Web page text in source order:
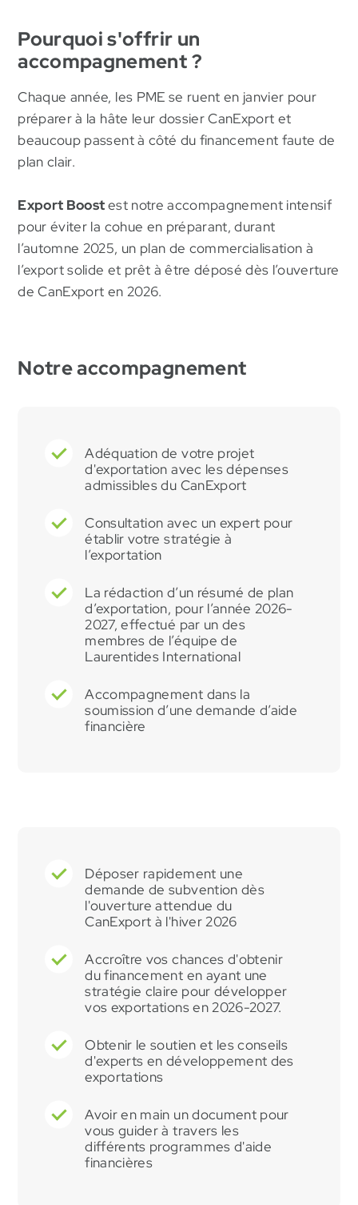
Pourquoi s'offrir un
accompagnement ?
Chaque année, les PME se ruent en janvier pour
préparer à la hâte leur dossier CanExport et
beaucoup passent à côté du financement faute de
plan clair.
Export Boostest notre accompagnement intensif
pour éviter la cohue en préparant, durant
l’automne 2025, un plan de commercialisation à
l’export solide et prêt à être déposé dès l’ouverture
de CanExport en 2026.
Notre accompagnement
Adéquation de votre projet
d'exportation avec les dépenses
admissibles du CanExport
Consultation avec un expert pour
établir votre stratégie à
l’exportation
La rédaction d’un résumé de plan
d’exportation, pour l’année 2026-
2027, effectué par un des
membres de l’équipe de
Laurentides International
Accompagnement dans la
soumission d’une demande d’aide
financière
Déposer rapidement une
demande de subvention dès
l'ouverture attendue du
CanExport à l'hiver 2026
Accroître vos chances d'obtenir
du financement en ayant une
stratégie claire pour développer
vos exportations en 2026-2027.
Obtenir le soutien et les conseils
d'experts en développement des
exportations
Avoir en main un document pour
vous guider à travers les
différents programmes d'aide
financières